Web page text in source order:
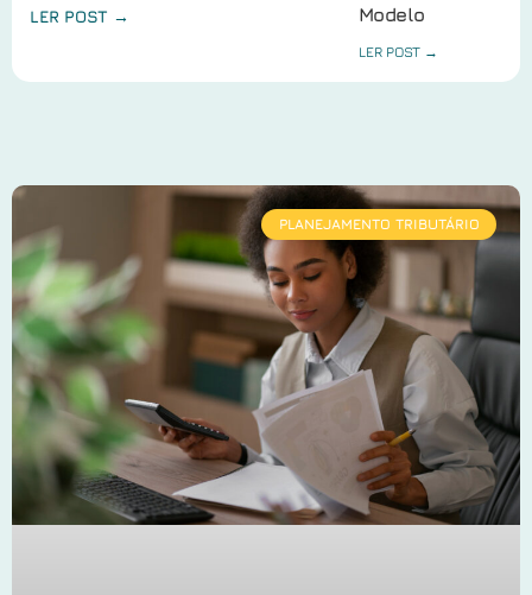
LER POST →
Modelo
LER POST →
PLANEJAMENTO TRIBUTÁRIO